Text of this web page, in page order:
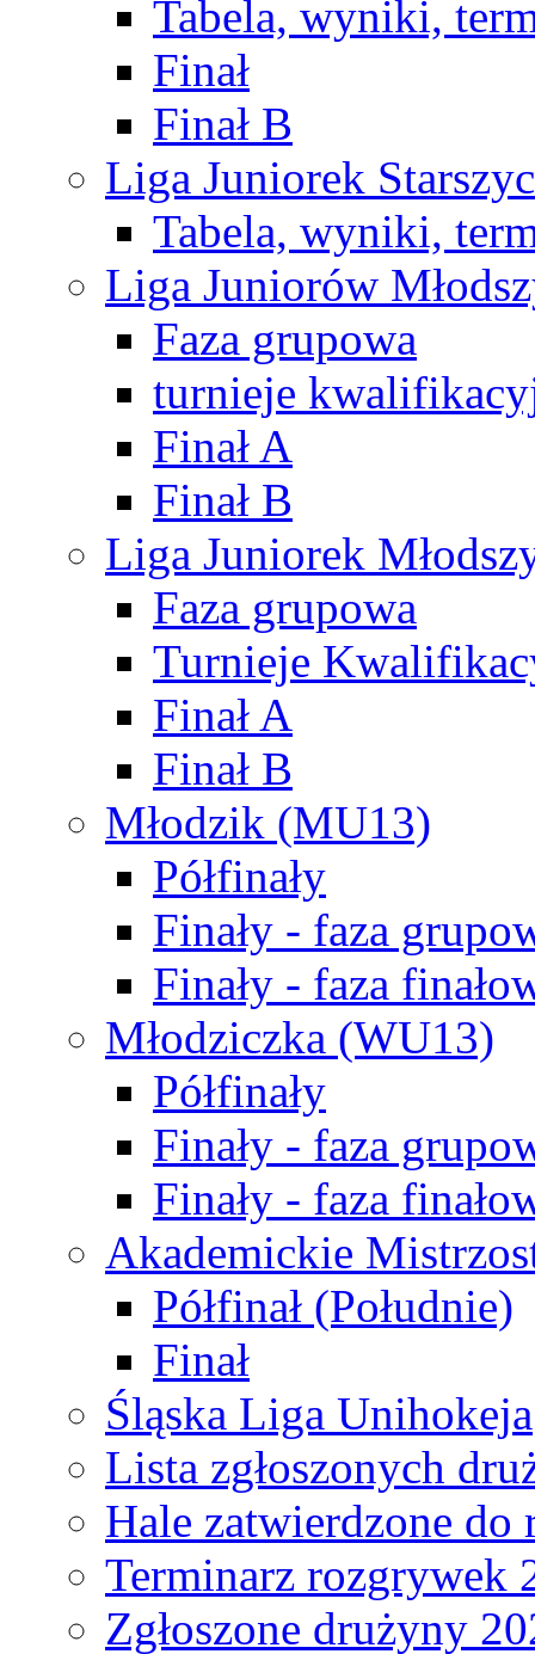
Tabela, wyniki,
Finał
Finał B
Liga Juniorek
Tabela, wyniki,
Liga Juniorów
Faza grupowa
turnieje
Finał A
Finał B
Liga Juniorek
Faza grupowa
Turnieje
Finał A
Finał B
Młodzik (MU13)
Półfinały
Finały - faza
Finały - faza
Młodziczka (WU13)
Półfinały
Finały - faza
Finały - faza
Akademickie
Półfinał (Południe)
Finał
Śląska Liga Unihokeja
Lista zgłoszonych
Hale zatwierdzone do
Terminarz rozgrywek
Zgłoszone drużyny